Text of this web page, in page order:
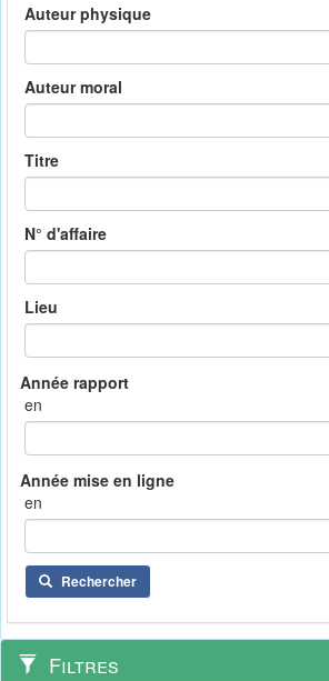
Auteur physique
Auteur moral
Titre
N° d'affaire
Lieu
en
en
Rechercher
Filtres